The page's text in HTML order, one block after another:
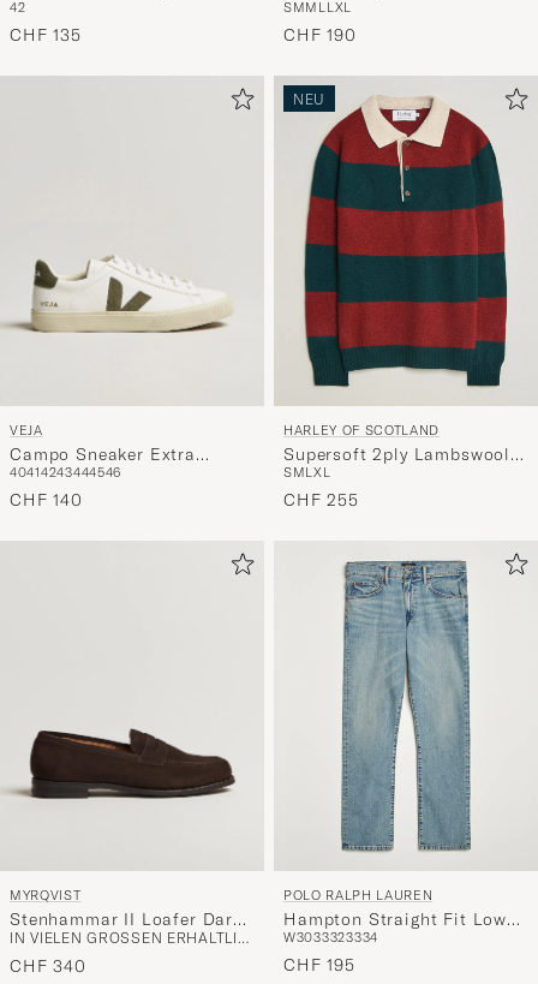
42
CHF 135
Contrast Shirt White
SMM LLXL
CHF 190
VEJA
Campo Sneaker Extra
White/Khaki
40414243444546
CHF 140
NEU
HARLEY OF SCOTLAND
Supersoft 2ply Lambswool
Rugby Green/Red
SMLXL
CHF 255
MYRQVIST
Stenhammar II Loafer Dark
Brown Suede
IN VIELEN GRÖSSEN ERHÄLTLICH
CHF 340
POLO RALPH LAUREN
Hampton Straight Fit Low
Str Jeans Dixon Street
W3033323334
CHF 195